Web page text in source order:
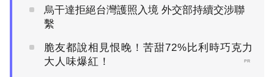
烏干達拒絕台灣護照入境 外交部持續交涉聯
繫
脆友都說相見恨晚！苦甜72%比利時巧克力
大人味爆紅！
PR